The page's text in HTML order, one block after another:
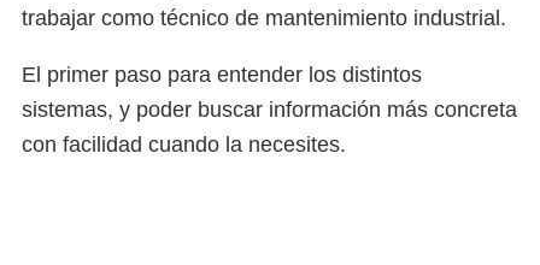
trabajar como técnico de mantenimiento industrial.
El primer paso para entender los distintos
sistemas, y poder buscar información más concreta
con facilidad cuando la necesites.